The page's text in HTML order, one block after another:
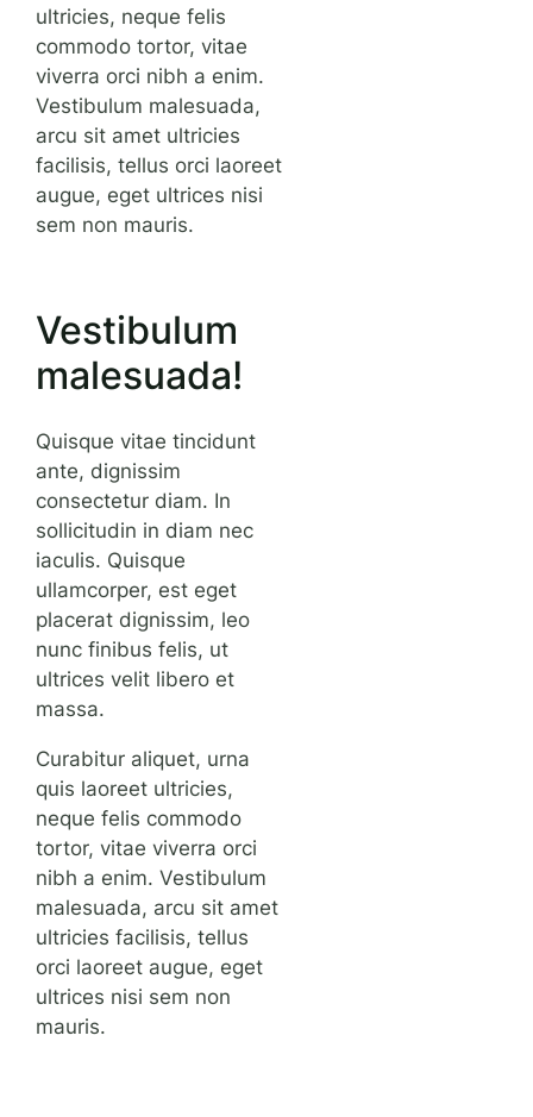
ultricies, neque felis
commodo tortor, vitae
viverra orci nibh a enim.
Vestibulum malesuada,
arcu sit amet ultricies
facilisis, tellus orci laoreet
augue, eget ultrices nisi
sem non mauris.
Vestibulum
malesuada!
Quisque vitae tincidunt
ante, dignissim
consectetur diam. In
sollicitudin in diam nec
iaculis. Quisque
ullamcorper, est eget
placerat dignissim, leo
nunc finibus felis, ut
ultrices velit libero et
massa.
Curabitur aliquet, urna
quis laoreet ultricies,
neque felis commodo
tortor, vitae viverra orci
nibh a enim. Vestibulum
malesuada, arcu sit amet
ultricies facilisis, tellus
orci laoreet augue, eget
ultrices nisi sem non
mauris.